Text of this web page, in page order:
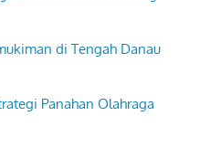
di Tengah Danau
Panahan Olahraga